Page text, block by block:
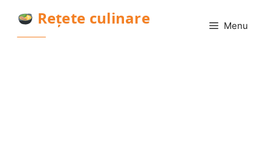
conținut
Rețete culinare Menu